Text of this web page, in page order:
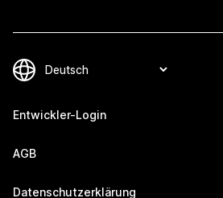
Entwickler-Login
AGB
Datenschutzerklärung